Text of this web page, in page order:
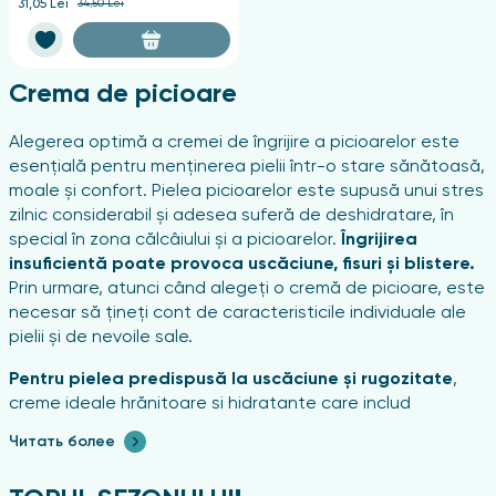
31,05 Lei 34,50 Lei
Crema de picioare
Alegerea optimă a cremei de îngrijire a picioarelor este
esențială pentru menținerea pielii într-o stare sănătoasă,
moale și confort. Pielea picioarelor este supusă unui stres
zilnic considerabil și adesea suferă de deshidratare, în
special în zona călcâiului și a picioarelor.
Îngrijirea
insuficientă poate provoca uscăciune, fisuri și blistere.
Prin urmare, atunci când alegeți o cremă de picioare, este
necesar să țineți cont de caracteristicile individuale ale
pielii și de nevoile sale.
Pentru pielea predispusă la uscăciune și rugozitate,
creme ideale hrănitoare și hidratante care includ
ingrediente active cum ar fi glicerina, menta, uleiuri
naturale (unt de shea, nucă de cocos, măsline) și
Читать более